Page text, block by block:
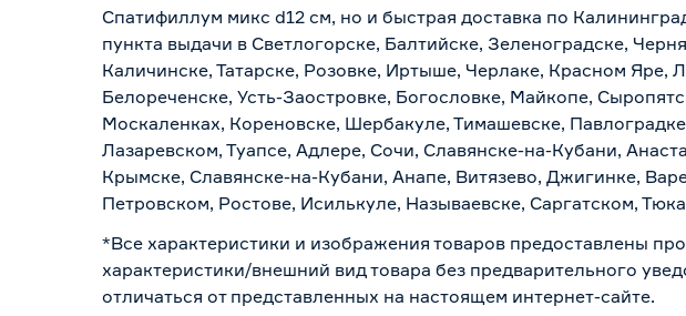
Спатифиллум микс d12 см, но и быстрая доставка по
пункта выдачи в Светлогорске, Балтийске, Зеленоградске,
Каличинске, Татарске, Розовке, Иртыше, Черлаке, Красном
Белореченске, Усть-Заостровке, Богословке, Майкопе,
Москаленках, Кореновске, Шербакуле, Тимашевске,
Лазаревском, Туапсе, Адлере, Сочи, Славянске-на-Кубани,
Крымске, Славянске-на-Кубани, Анапе, Витязево, Джигинке,
Петровском, Ростове, Исилькуле, Называевске, Саргатском,
*Все характеристики и изображения товаров предоставлены
характеристики/внешний вид товара без предварительного
отличаться от представленных на настоящем интернет-сайте.